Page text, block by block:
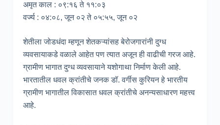
अमृत काल : ०९:१६ ते ११:०३
वर्ज्य : ०४:०८, जून ०२ ते ०५:५५, जून ०२
शेतीला जोडधंदा म्हणून शेतकऱ्यांसह बेरोजगारांनी दुग्ध
व्यवसायाकडे वळाले आहेत पण त्यात अजून ही वाढीची गरज आहे.
ग्रामीण भागात दुग्ध व्यवसायाने यशोगाथा निर्माण केली आहे.
भारतातील धवल क्रांतीचे जनक डॉ. वर्गीस कुरियन हे भारतीय
ग्रामीण भागातील विकासात धवल क्रांतीचे अनन्यसाधारण महत्त्व
आहे.